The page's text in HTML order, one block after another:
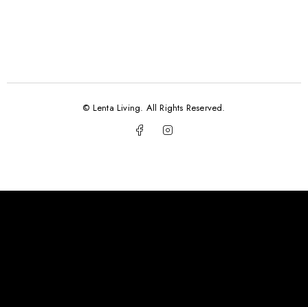
© Lenta Living. All Rights Reserved.